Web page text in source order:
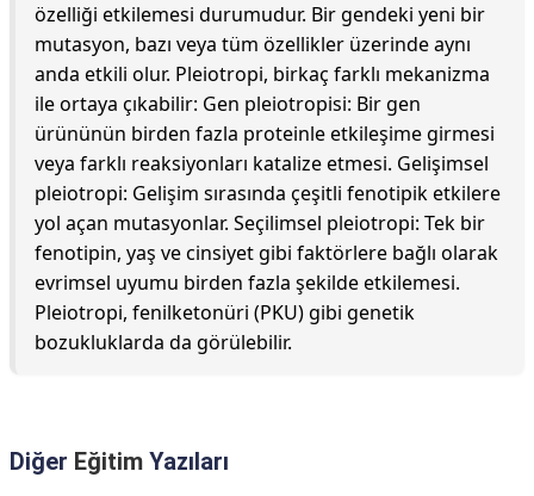
özelliği etkilemesi durumudur. Bir gendeki yeni bir
mutasyon, bazı veya tüm özellikler üzerinde aynı
anda etkili olur. Pleiotropi, birkaç farklı mekanizma
ile ortaya çıkabilir: Gen pleiotropisi: Bir gen
ürününün birden fazla proteinle etkileşime girmesi
veya farklı reaksiyonları katalize etmesi. Gelişimsel
pleiotropi: Gelişim sırasında çeşitli fenotipik etkilere
yol açan mutasyonlar. Seçilimsel pleiotropi: Tek bir
fenotipin, yaş ve cinsiyet gibi faktörlere bağlı olarak
evrimsel uyumu birden fazla şekilde etkilemesi.
Pleiotropi, fenilketonüri (PKU) gibi genetik
bozukluklarda da görülebilir.
Diğer Eğitim Yazıları